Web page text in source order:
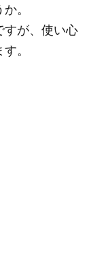
。
すが、使い心
。